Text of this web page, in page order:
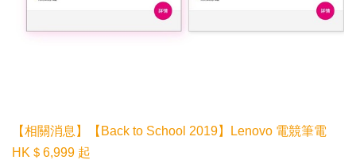
【相關消息】【Back to School 2019】Lenovo 電競筆電
HK＄6,999 起